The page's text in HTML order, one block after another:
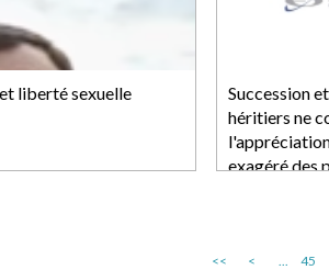
liberté sexuelle
Succession
héritiers ne
exagéré des
<< < ... 45